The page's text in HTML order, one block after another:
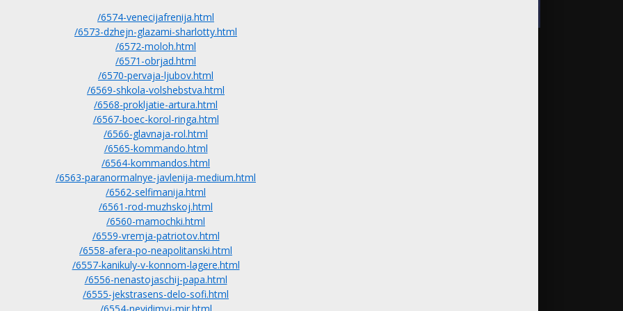
Детские
Драмы
Комедии
Триллеры
Фэнтези
2021
СССР
/6574-venecijafrenija.html
/6573-dzhejn-glazami-sharlotty.html
/6572-moloh.html
/6571-obrjad.html
/6570-pervaja-ljubov.html
/6569-shkola-volshebstva.html
/6568-prokljatie-artura.html
/6567-boec-korol-ringa.html
/6566-glavnaja-rol.html
/6565-kommando.html
/6564-kommandos.html
/6563-paranormalnye-javlenija-medium.html
/6562-selfimanija.html
/6561-rod-muzhskoj.html
/6560-mamochki.html
/6559-vremja-patriotov.html
/6558-afera-po-neapolitanski.html
/6557-kanikuly-v-konnom-lagere.html
/6556-nenastojaschij-papa.html
/6555-jekstrasens-delo-sofi.html